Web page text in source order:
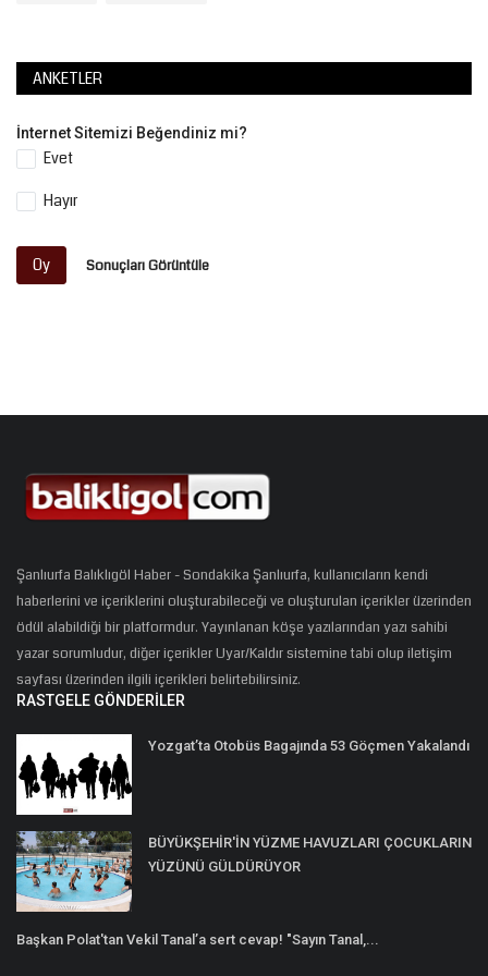
ANKETLER
İnternet Sitemizi Beğendiniz mi?
Evet
Hayır
Oy Sonuçları Görüntüle
Şanlıurfa Balıklıgöl Haber - Sondakika Şanlıurfa, kullanıcıların kendi
haberlerini ve içeriklerini oluşturabileceği ve oluşturulan içerikler üzerinden
ödül alabildiği bir platformdur. Yayınlanan köşe yazılarından yazı sahibi
yazar sorumludur, diğer içerikler Uyar/Kaldır sistemine tabi olup iletişim
sayfası üzerinden ilgili içerikleri belirtebilirsiniz.
RASTGELE GÖNDERILER
Yozgat’ta Otobüs Bagajında 53 Göçmen Yakalandı
BÜYÜKŞEHİR'İN YÜZME HAVUZLARI ÇOCUKLARIN
YÜZÜNÜ GÜLDÜRÜYOR
Başkan Polat'tan Vekil Tanal’a sert cevap! "Sayın Tanal,...